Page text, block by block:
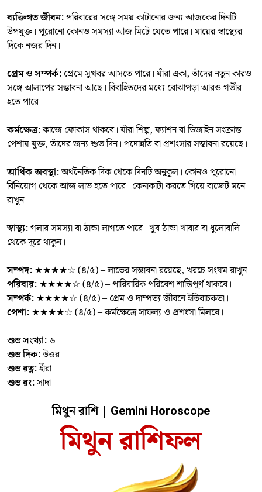
ব্যক্তিগত জীবন:পরিবারের সঙ্গে সময় কাটানোর জন্য আজকের দিনটি
উপযুক্ত। পুরোনো কোনও সমস্যা আজ মিটে যেতে পারে। মায়ের স্বাস্থ্যের
দিকে নজর দিন।
প্রেম ও সম্পর্ক: প্রেমে সুখবর আসতে পারে। যাঁরা একা, তাঁদের নতুন কারও
সঙ্গে আলাপের সম্ভাবনা আছে। বিবাহিতদের মধ্যে বোঝাপড়া আরও গভীর
হতে পারে।
কর্মক্ষেত্র:কাজে ফোকাস থাকবে। যাঁরা শিল্প, ফ্যাশন বা ডিজাইন সংক্রান্ত
পেশায় যুক্ত, তাঁদের জন্য শুভ দিন। পদোন্নতি বা প্রশংসার সম্ভাবনা রয়েছে।
আর্থিক অবস্থা:অর্থনৈতিক দিক থেকে দিনটি অনুকূল। কোনও পুরোনো
বিনিয়োগ থেকে আজ লাভ হতে পারে। কেনাকাটা করতে গিয়ে বাজেট মনে
রাখুন।
স্বাস্থ্য:গলার সমস্যা বা ঠান্ডা লাগতে পারে। খুব ঠান্ডা খাবার বা ধুলোবালি
থেকে দূরে থাকুন।
সম্পদ: ★★★★☆ (৪/৫) – লাভের সম্ভাবনা রয়েছে, খরচে সংযম রাখুন।
পরিবার: ★★★★☆ (৪/৫) – পারিবারিক পরিবেশ শান্তিপূর্ণ থাকবে।
সম্পর্ক: ★★★★☆ (৪/৫) – প্রেম ও দাম্পত্য জীবনে ইতিবাচকতা।
পেশা: ★★★★☆ (৪/৫) – কর্মক্ষেত্রে সাফল্য ও প্রশংসা মিলবে।
শুভ সংখ্যা: ৬
শুভ দিক:উত্তর
শুভ রত্ন:হীরা
শুভ রং:সাদা
মিথুন রাশি | Gemini Horoscope
মিথুন রাশিফল